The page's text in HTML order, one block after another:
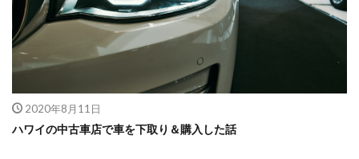
2020年8月11日
ハワイの中古車店で車を下取り＆購入した話